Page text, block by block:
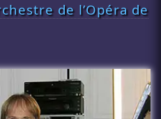
de l’Opéra de